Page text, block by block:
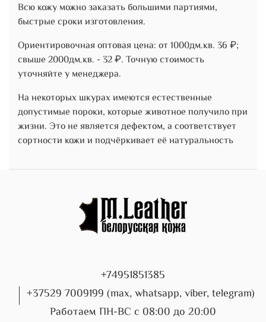
Всю кожу можно заказать большими партиями,
быстрые сроки изготовления.
Ориентировочная оптовая цена: от 1000дм.кв. 36 ₽;
свыше 2000дм.кв. - 32 ₽. Точную стоимость
уточняйте у менеджера.
На некоторых шкурах имеются естественные
допустимые пороки, которые животное получило при
жизни. Это не является дефектом, а соответствует
сортности кожи и подчёркивает её натуральность
+74951851385
+37529 7009199 (max, whatsapp, viber, telegram)
Работаем ПН-ВС с 08:00 до 20:00